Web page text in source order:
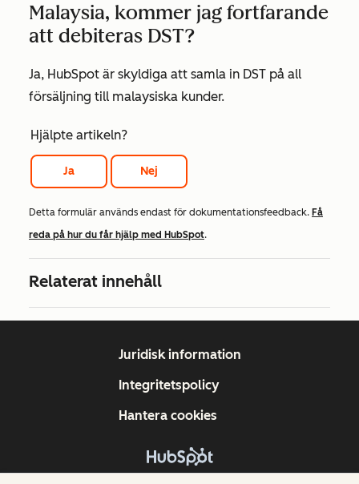
Malaysia, kommer jag fortfarande
att debiteras DST?
Ja, HubSpot är skyldiga att samla in DST på all
försäljning till malaysiska kunder.
Hjälpte artikeln?
Ja Nej
Detta formulär används endast för dokumentationsfeedback. Få
reda på hur du får hjälp med HubSpot.
Relaterat innehåll
Juridisk information
Integritetspolicy
Hantera cookies